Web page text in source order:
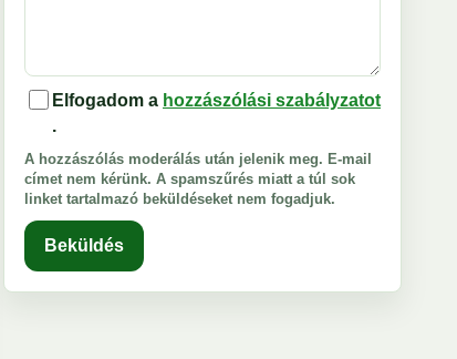
Elfogadom a hozzászólási szabályzatot
.
A hozzászólás moderálás után jelenik meg. E-mail
címet nem kérünk. A spamszűrés miatt a túl sok
linket tartalmazó beküldéseket nem fogadjuk.
Beküldés